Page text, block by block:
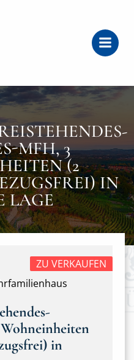
MFH, 3
(2
IN
LAGE
ZU VERKAUFEN
in